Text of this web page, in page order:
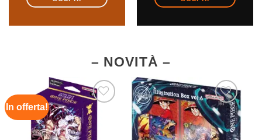
– NOVITÀ –
Aggiungi
alla lista
dei
In offerta!
Aggiungi
alla lista